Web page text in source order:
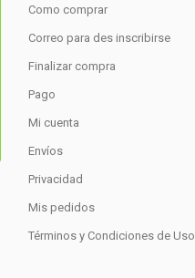
Como comprar
Correo para des inscribirse
Finalizar compra
Pago
Mi cuenta
Envíos
Privacidad
Mis pedidos
Términos y Condiciones de Uso